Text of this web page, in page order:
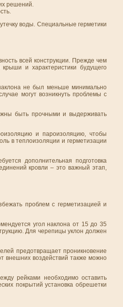
решений.
воды. Специальные герметики
всей конструкции. Прежде чем
крыши и характеристики будущего
не был меньше минимально
могут возникнуть проблемы с
быть прочными и выдерживать
и пароизоляцию, чтобы
в теплоизоляции и герметизации
дополнительная подготовка
кровли – это важный этап,
проблем с герметизацией и
угол наклона от 15 до 35
Для черепицы уклон должен
предотвращает проникновение
внешних воздействий также можно
рейками необходимо оставить
покрытий установка обрешетки